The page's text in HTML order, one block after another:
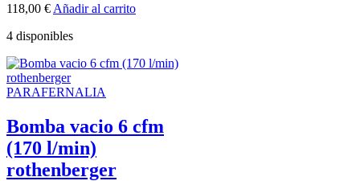
118,00 € Añadir al carrito
4 disponibles
PARAFERNALIA
Bomba vacio 6 cfm
(170 l/min)
rothenberger